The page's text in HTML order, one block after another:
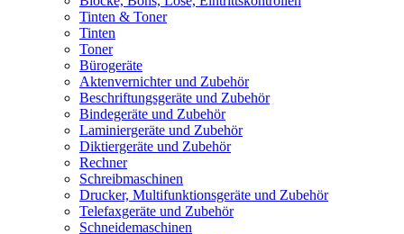
Tinten & Toner
Tinten
Toner
Bürogeräte
Aktenvernichter und Zubehör
Beschriftungsgeräte und Zubehör
Bindegeräte und Zubehör
Laminiergeräte und Zubehör
Diktiergeräte und Zubehör
Rechner
Schreibmaschinen
Drucker, Multifunktionsgeräte und Zubehör
Telefaxgeräte und Zubehör
Schneidemaschinen